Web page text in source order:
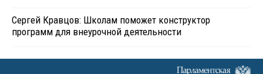
Сергей Кравцов: Школам поможет конструктор
программ для внеурочной деятельности